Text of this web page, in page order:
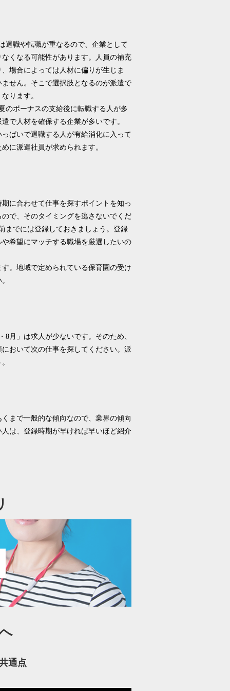
退職や転職が重なるので、企業として
くなる可能性があります。人員の補充
場合によっては人材に偏りが生じま
せん。そこで選択肢となるのが派遣で
ります。
のボーナスの支給後に転職する人が多
で人材を確保する企業が多いです。
ぱいで退職する人が有給消化に入って
に派遣社員が求められます。
に合わせて仕事を探すポイントを知っ
で、そのタイミングを逃さないでくだ
までには登録しておきましょう。登録
希望にマッチする職場を厳選したいの
。地域で定められている保育園の受け
月」は求人が少ないです。そのため、
おいて次の仕事を探してください。派
まで一般的な傾向なので、業界の傾向
は、登録時期が早ければ早いほど紹介
通点